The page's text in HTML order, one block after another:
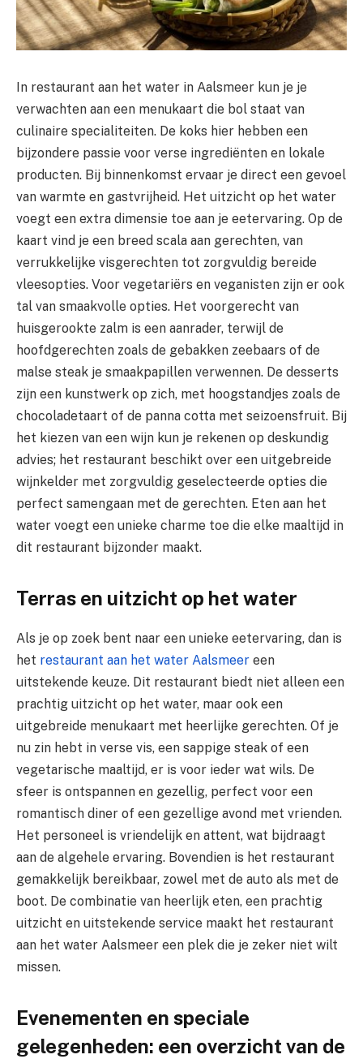
In restaurant aan het water in Aalsmeer kun je je
verwachten aan een menukaart die bol staat van
culinaire specialiteiten. De koks hier hebben een
bijzondere passie voor verse ingrediënten en lokale
producten. Bij binnenkomst ervaar je direct een gevoel
van warmte en gastvrijheid. Het uitzicht op het water
voegt een extra dimensie toe aan je eetervaring. Op de
kaart vind je een breed scala aan gerechten, van
verrukkelijke visgerechten tot zorgvuldig bereide
vleesopties. Voor vegetariërs en veganisten zijn er ook
tal van smaakvolle opties. Het voorgerecht van
huisgerookte zalm is een aanrader, terwijl de
hoofdgerechten zoals de gebakken zeebaars of de
malse steak je smaakpapillen verwennen. De desserts
zijn een kunstwerk op zich, met hoogstandjes zoals de
chocoladetaart of de panna cotta met seizoensfruit. Bij
het kiezen van een wijn kun je rekenen op deskundig
advies; het restaurant beschikt over een uitgebreide
wijnkelder met zorgvuldig geselecteerde opties die
perfect samengaan met de gerechten. Eten aan het
water voegt een unieke charme toe die elke maaltijd in
dit restaurant bijzonder maakt.
Terras en uitzicht op het water
Als je op zoek bent naar een unieke eetervaring, dan is
het restaurant aan het water Aalsmeer een
uitstekende keuze. Dit restaurant biedt niet alleen een
prachtig uitzicht op het water, maar ook een
uitgebreide menukaart met heerlijke gerechten. Of je
nu zin hebt in verse vis, een sappige steak of een
vegetarische maaltijd, er is voor ieder wat wils. De
sfeer is ontspannen en gezellig, perfect voor een
romantisch diner of een gezellige avond met vrienden.
Het personeel is vriendelijk en attent, wat bijdraagt
aan de algehele ervaring. Bovendien is het restaurant
gemakkelijk bereikbaar, zowel met de auto als met de
boot. De combinatie van heerlijk eten, een prachtig
uitzicht en uitstekende service maakt het restaurant
aan het water Aalsmeer een plek die je zeker niet wilt
missen.
Evenementen en speciale
gelegenheden: een overzicht van de